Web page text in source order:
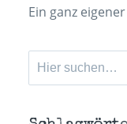
Ein ganz
Suchen
nach: